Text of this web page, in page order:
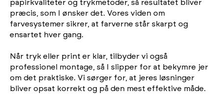
papirkvaliteter og trykmetoder, så resultatet bliver
præcis, som I ønsker det. Vores viden om
farvesystemer sikrer, at farverne står skarpt og
ensartet hver gang.
Når tryk eller print er klar, tilbyder vi også
professionel montage, så I slipper for at bekymre jer
om det praktiske. Vi sørger for, at jeres løsninger
bliver opsat korrekt og på den mest effektive måde.